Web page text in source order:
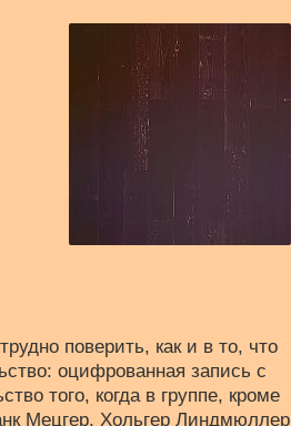
поверить, как и в то, что
оцифрованная запись с
того, когда в группе, кроме
Мецгер, Хольгер Линдмюллер